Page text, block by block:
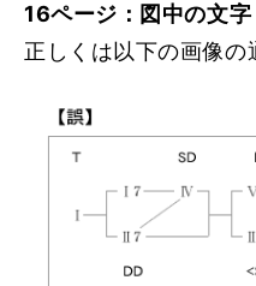
16ページ：図中の文字
正しくは以下の画像の